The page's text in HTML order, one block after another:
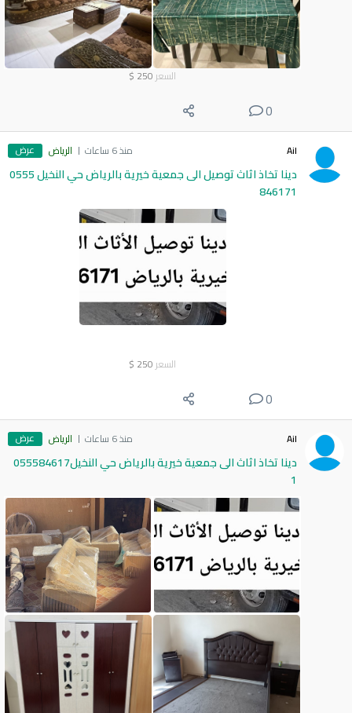
السعر 250
$
0
Ail منذ 6 ساعات الرياض عرض
دينا تخاذ اثاث توصيل الى جمعية خيرية بالرياض حي النخيل 0555
846171
السعر 250
$
0
Ail منذ 6 ساعات الرياض عرض
دينا تخاذ اثاث الى جمعية خيرية بالرياض حي النخيل055584617
1